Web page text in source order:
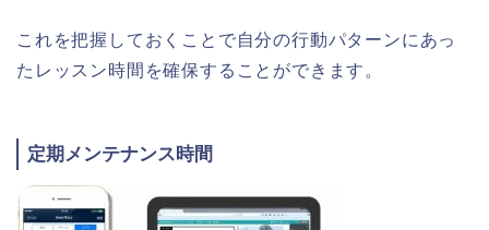
これを把握しておくことで自分の行動パターンにあっ
たレッスン時間を確保することができます。
定期メンテナンス時間